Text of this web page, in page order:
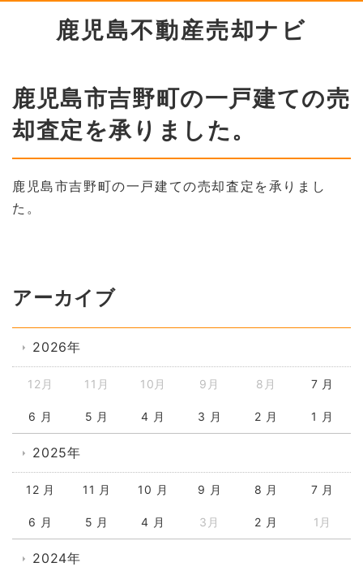
鹿児島不動産売却ナビ
鹿児島市吉野町の一戸建ての売
却査定を承りました。
鹿児島市吉野町の一戸建ての売却査定を承りまし
た。
アーカイブ
2026年
12月 11月 10月 9月 8月 7 月
6 月 5 月 4 月 3 月 2 月 1 月
2025年
12 月 11 月 10 月 9 月 8 月 7 月
6 月 5 月 4 月 3月 2 月 1月
2024年